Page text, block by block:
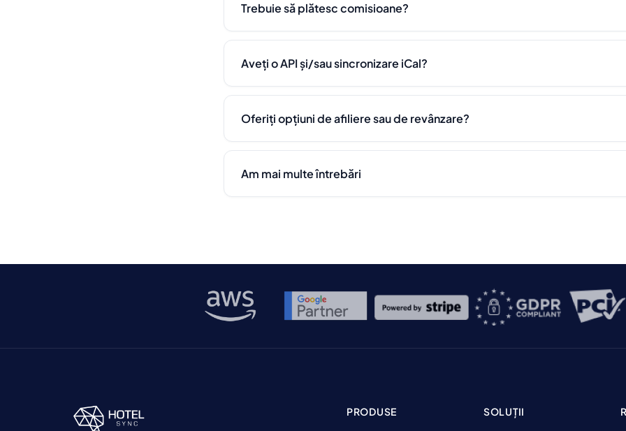
Trebuie să plătesc comisioane?
Aveți o API și/sau sincronizare iCal?
Oferiți opțiuni de afiliere sau de revânzare?
Am mai multe întrebări
PRODUSE SOLUȚII